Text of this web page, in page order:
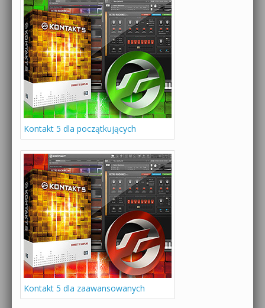
Kontakt 5 dla początkujących
Kontakt 5 dla zaawansowanych